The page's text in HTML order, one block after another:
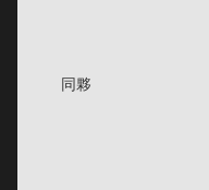
同夥